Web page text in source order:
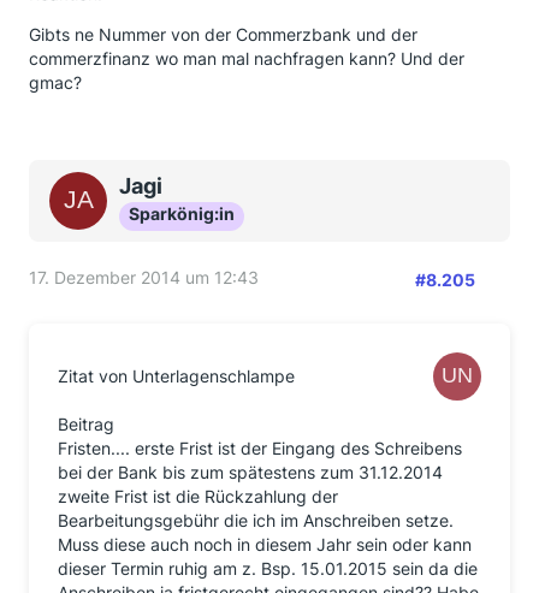
Gibts ne Nummer von der Commerzbank und der
commerzfinanz wo man mal nachfragen kann? Und der
gmac?
Jagi
Sparkönig:in
17. Dezember 2014 um 12:43 #8.205
Zitat von Unterlagenschlampe
Beitrag
Fristen.... erste Frist ist der Eingang des Schreibens
bei der Bank bis zum spätestens zum 31.12.2014
zweite Frist ist die Rückzahlung der
Bearbeitungsgebühr die ich im Anschreiben setze.
Muss diese auch noch in diesem Jahr sein oder kann
dieser Termin ruhig am z. Bsp. 15.01.2015 sein da die